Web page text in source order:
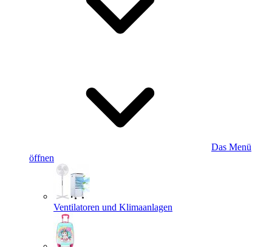
Das Menü
öffnen
Ventilatoren und Klimaanlagen